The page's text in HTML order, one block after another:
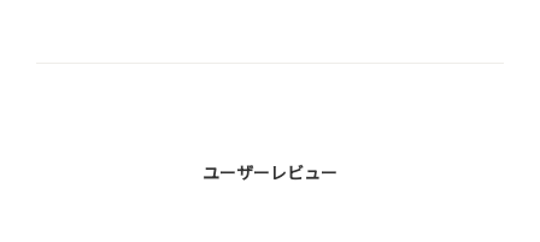
ユーザーレビュー